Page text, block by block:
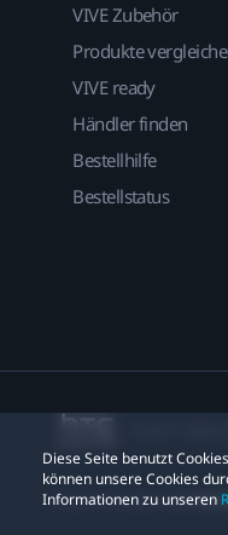
Diese Seite benutzt
können unsere Cookies
Informationen zu unseren
VIVE Zubehör
Produkte
VIVE ready
Händler finden
Bestellhilfe
Bestellstatus
Datenschutzkontakt: